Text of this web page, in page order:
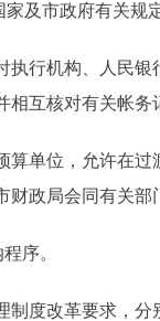
市政府有关规定
机构、人民银
互核对有关帐务
位，允许在过
财政局会同有关部
序。
改革要求，分